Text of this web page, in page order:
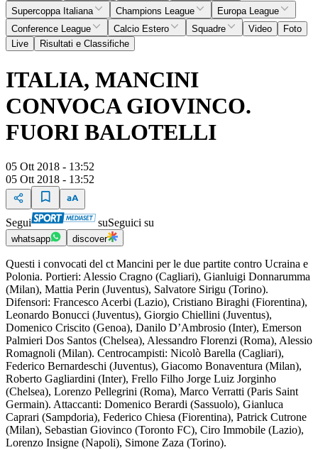
Supercoppa Italiana
Champions League
Europa League
Conference League
Calcio Estero Squadre Video
Foto
Live
Risultati e Classifiche
ITALIA, MANCINI
CONVOCA GIOVINCO.
FUORI BALOTELLI
05 Ott 2018 - 13:52
05 Ott 2018 - 13:52
Segui suSeguici su
whatsapp discover
Questi i convocati del ct Mancini per le due partite contro Ucraina e
Polonia. Portieri: Alessio Cragno (Cagliari), Gianluigi Donnarumma
(Milan), Mattia Perin (Juventus), Salvatore Sirigu (Torino).
Difensori: Francesco Acerbi (Lazio), Cristiano Biraghi (Fiorentina),
Leonardo Bonucci (Juventus), Giorgio Chiellini (Juventus),
Domenico Criscito (Genoa), Danilo D’Ambrosio (Inter), Emerson
Palmieri Dos Santos (Chelsea), Alessandro Florenzi (Roma), Alessio
Romagnoli (Milan). Centrocampisti: Nicolò Barella (Cagliari),
Federico Bernardeschi (Juventus), Giacomo Bonaventura (Milan),
Roberto Gagliardini (Inter), Frello Filho Jorge Luiz Jorginho
(Chelsea), Lorenzo Pellegrini (Roma), Marco Verratti (Paris Saint
Germain). Attaccanti: Domenico Berardi (Sassuolo), Gianluca
Caprari (Sampdoria), Federico Chiesa (Fiorentina), Patrick Cutrone
(Milan), Sebastian Giovinco (Toronto FC), Ciro Immobile (Lazio),
Lorenzo Insigne (Napoli), Simone Zaza (Torino).